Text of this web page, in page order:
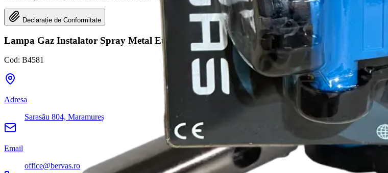
Declarație de Conformitate
Lampa Gaz Instalator Spray Metal EurGas
Cod: B4581
Adresa
Sarasău 804, Maramureș
Email
office@bervas.ro